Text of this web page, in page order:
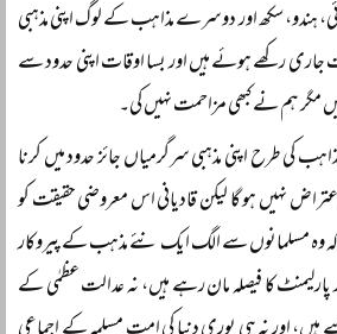
ہندو، سکھ اور دوسرے مذاہب کے لوگ اپنی مذہبی
رکھے ہوئے ہیں اور بسا اوقات اپنی حدود سے
مگر ہم نے کبھی مزاحمت نہیں کی۔
کی طرح اپنی مذہبی سرگرمیاں جائز حدود میں کرنا
نہیں ہو گا لیکن قادیانی اس معروضی حقیقت کو
کہ وہ مسلمانوں سے الگ ایک نئے مذہب کے پیروکار
پارلیمنٹ کا فیصلہ مان رہے ہیں، نہ عدالت عظمٰی کے